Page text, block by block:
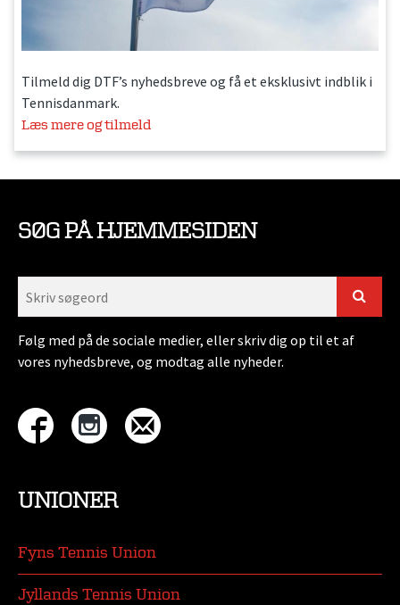
Tilmeld dig DTF’s nyhedsbreve og få et eksklusivt indblik i
Tennisdanmark.
Læs mere og tilmeld
SØG PÅ HJEMMESIDEN
Følg med på de sociale medier, eller skriv dig op til et af
vores nyhedsbreve, og modtag alle nyheder.
UNIONER
Fyns Tennis Union
Jyllands Tennis Union